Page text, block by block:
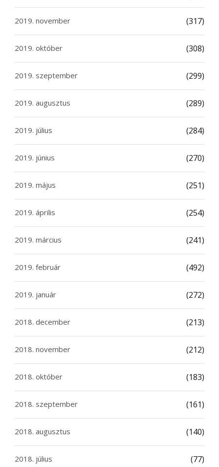
2019. november (317)
2019. október (308)
2019. szeptember (299)
2019. augusztus (289)
2019. július (284)
2019. június (270)
2019. május (251)
2019. április (254)
2019. március (241)
2019. február (492)
2019. január (272)
2018. december (213)
2018. november (212)
2018. október (183)
2018. szeptember (161)
2018. augusztus (140)
2018. július (77)